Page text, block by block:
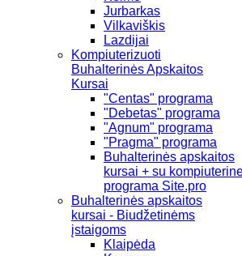
Jurbarkas
Vilkaviškis
Lazdijai
Kompiuterizuoti
Buhalterinės Apskaitos
Kursai
"Centas" programa
"Debetas" programa
"Agnum" programa
"Pragma" programa
Buhalterinės apskaitos
kursai + su
programa Site.pro
Buhalterinės apskaitos
kursai - Biudžetinėms
įstaigoms
Klaipėda